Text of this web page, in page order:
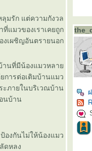
มรัก แต่ความกังวล
มวของเราเคยถูก
งเผชิญอันตรายนอก
บ้านที่มีน้องแมวหลา
ารต่อเติมบ้านแมว
ะภายในบริเวณบ้าน
นบ้าน
งกันไม่ให้น้องแมว
ดหลง